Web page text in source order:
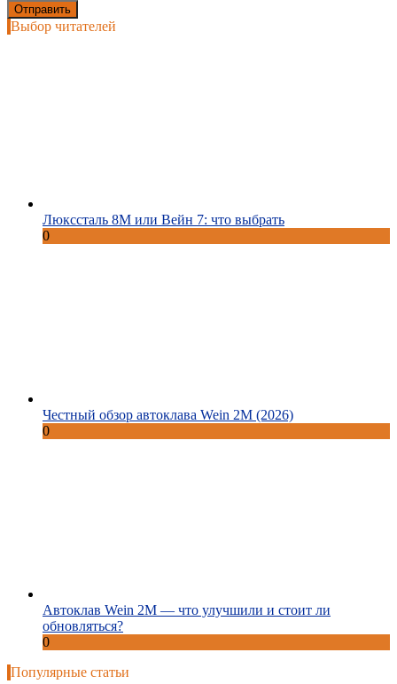
Выбор читателей
Люкссталь 8М или Вейн 7: что выбрать
0
Честный обзор автоклава Wein 2M (2026)
0
Автоклав Wein 2M — что улучшили и стоит ли
обновляться?
0
Популярные статьи